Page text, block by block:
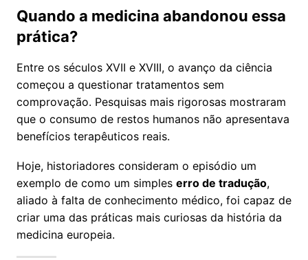
Quando a medicina abandonou essa
prática?
Entre os séculos XVII e XVIII, o avanço da ciência
começou a questionar tratamentos sem
comprovação. Pesquisas mais rigorosas mostraram
que o consumo de restos humanos não apresentava
benefícios terapêuticos reais.
Hoje, historiadores consideram o episódio um
exemplo de como um simples erro de tradução,
aliado à falta de conhecimento médico, foi capaz de
criar uma das práticas mais curiosas da história da
medicina europeia.